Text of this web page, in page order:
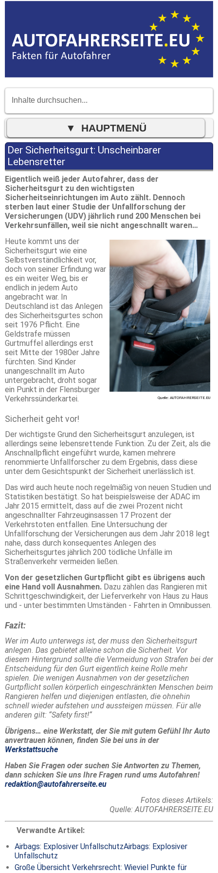
Der Sicherheitsgurt: Unscheinbarer
Lebensretter
Eigentlich weiß jeder Autofahrer, dass der
Sicherheitsgurt zu den wichtigsten
Sicherheitseinrichtungen im Auto zählt. Dennoch
sterben laut einer Studie der Unfallforschung der
Versicherungen (UDV) jährlich rund 200 Menschen bei
Verkehrsunfällen, weil sie nicht angeschnallt waren…
Quelle: AUTOFAHRERSEITE.EU
Heute kommt uns der
Sicherheitsgurt wie eine
Selbstverständlichkeit vor,
doch von seiner Erfindung war
es ein weiter Weg, bis er
endlich in jedem Auto
angebracht war. In
Deutschland ist das Anlegen
des Sicherheitsgurtes schon
seit 1976 Pflicht. Eine
Geldstrafe müssen
Gurtmuffel allerdings erst
seit Mitte der 1980er Jahre
fürchten. Sind Kinder
unangeschnallt im Auto
untergebracht, droht sogar
ein Punkt in der Flensburger
Verkehrssünderkartei.
Sicherheit geht vor!
Der wichtigste Grund den Sicherheitsgurt anzulegen, ist
allerdings seine lebensrettende Funktion. Zu der Zeit, als die
Anschnallpflicht eingeführt wurde, kamen mehrere
renommierte Unfallforscher zu dem Ergebnis, dass diese
unter dem Gesichtspunkt der Sicherheit unerlässlich ist.
Das wird auch heute noch regelmäßig von neuen Studien und
Statistiken bestätigt. So hat beispielsweise der ADAC im
Jahr 2015 ermittelt, dass auf die zwei Prozent nicht
angeschnallter Fahrzeuginsassen 17 Prozent der
Verkehrstoten entfallen. Eine Untersuchung der
Unfallforschung der Versicherungen aus dem Jahr 2018 legt
nahe, dass durch konsequentes Anlegen des
Sicherheitsgurtes jährlich 200 tödliche Unfälle im
Straßenverkehr vermeiden ließen.
Von der gesetzlichen Gurtpflicht gibt es übrigens auch
eine Hand voll Ausnahmen. Dazu zählen das Rangieren mit
Schrittgeschwindigkeit, der Lieferverkehr von Haus zu Haus
und - unter bestimmten Umständen - Fahrten in Omnibussen.
Fazit:
Wer im Auto unterwegs ist, der muss den Sicherheitsgurt
anlegen. Das gebietet alleine schon die Sicherheit. Vor
diesem Hintergrund sollte die Vermeidung von Strafen bei der
Entscheidung für den Gurt eigentlich keine Rolle mehr
spielen. Die wenigen Ausnahmen von der gesetzlichen
Gurtpflicht sollen körperlich eingeschränkten Menschen beim
Rangieren helfen und diejenigen entlasten, die ohnehin
schnell wieder aufstehen und aussteigen müssen. Für alle
anderen gilt: “Safety first!“
Übrigens… eine Werkstatt, der Sie mit gutem Gefühl Ihr Auto
anvertrauen können, finden Sie bei uns in der
Werkstattsuche
Haben Sie Fragen oder suchen Sie Antworten zu Themen,
dann schicken Sie uns Ihre Fragen rund ums Autofahren!
redaktion@autofahrerseite.eu
Fotos dieses Artikels:
Quelle: AUTOFAHRERSEITE.EU
Verwandte Artikel:
Airbags: Explosiver UnfallschutzAirbags: Explosiver
Unfallschutz
Große Übersicht Verkehrsrecht: Wieviel Punkte für